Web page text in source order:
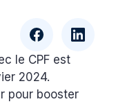
le CPF est
2024.
pour booster